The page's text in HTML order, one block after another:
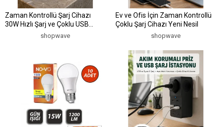
Zaman Kontrollü Şarj Cihazı
30W Hızlı Şarj ve Çoklu USB
Çıkışı Yeni Nesilshopwave
Ev ve Ofis İçin Zaman Kontrollü
Çoklu Şarj Cihazı Yeni Nesil
shopwave